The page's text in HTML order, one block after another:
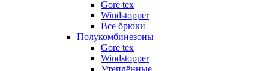
Gore tex
Windstopper
Все брюки
Полукомбинезоны
Gore tex
Windstopper
Утеплённые